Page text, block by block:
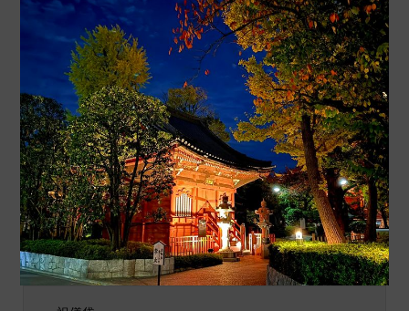
の市」羽子板市の看板が立
ちました。境内でも準備...
ドウェイ商店街で「出前
走」の大会がありました...
商品カテゴリ
商品ジャンル
ポチ袋
和小物